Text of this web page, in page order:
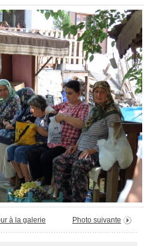
à la galerie Photo suivante